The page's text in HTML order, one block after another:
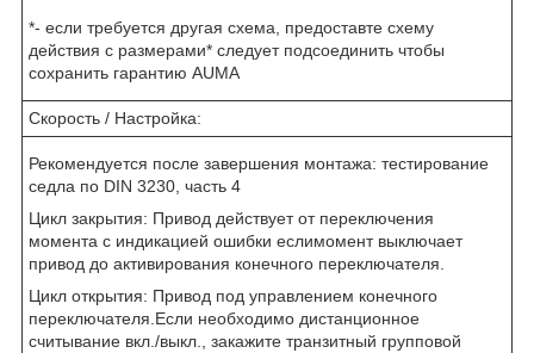
*- если требуется другая схема, предоставте схему
действия с размерами* следует подсоединить чтобы
сохранить гарантию AUMA
Скорость / Настройка:
Рекомендуется после завершения монтажа: тестирование
седла по DIN 3230, часть 4
Цикл закрытия: Привод действует от переключения
момента с индикацией ошибки еслимомент выключает
привод до активирования конечного переключателя.
Цикл открытия: Привод под управлением конечного
переключателя.Если необходимо дистанционное
считывание вкл./выкл., закажите транзитный групповой